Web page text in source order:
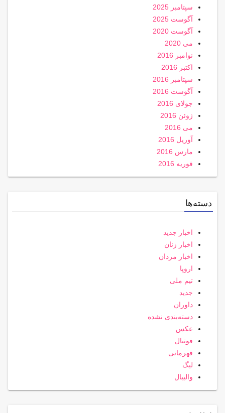
سپتامبر 2025
آگوست 2025
آگوست 2020
می 2020
نوامبر 2016
اکتبر 2016
سپتامبر 2016
آگوست 2016
جولای 2016
ژوئن 2016
می 2016
آوریل 2016
مارس 2016
فوریه 2016
دسته‌ها
اخبار جدید
اخبار زنان
اخبار مردان
اروپا
تیم ملی
جدید
داوران
دسته‌بندی نشده
عکس
فوتبال
قهرمانی
لیگ
والیبال